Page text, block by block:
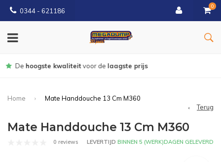
0344 - 621186
0
Gratisbezorgd vanaf € 150
Home
Mate Handdouche 13 Cm M360
Terug
Mate Handdouche 13 Cm M360
0 reviews LEVERTIJD BINNEN 5 (WERK)DAGEN GELEVERD